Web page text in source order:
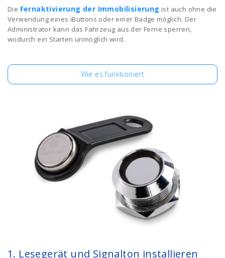
Die Fernaktivierung der Immobilisierung ist auch ohne die
Verwendung eines iButtons oder einer Badge möglich. Der
Administrator kann das Fahrzeug aus der Ferne sperren,
wodurch ein Starten unmöglich wird.
Wie es funktioniert
1. Lesegerät und Signalton installieren